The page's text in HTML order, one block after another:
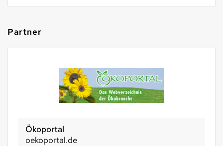
Partner
Basel 2030
basel2030.ch